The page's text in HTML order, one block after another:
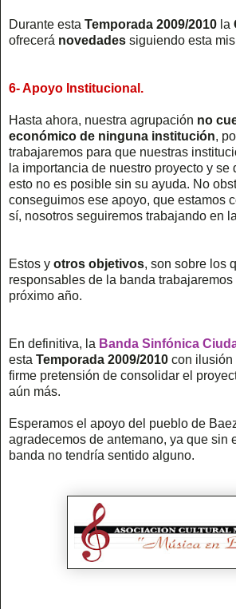
Durante esta Temporada 2009/2010 la
ofrecerá novedades siguiendo esta
6- Apoyo Institucional.
Hasta ahora, nuestra agrupación no
económico de ninguna institución,
trabajaremos para que nuestras
la importancia de nuestro proyecto y se
esto no es posible sin su ayuda. No
conseguimos ese apoyo, que estamos
sí, nosotros seguiremos trabajando en
Estos y otros objetivos, son sobre los
responsables de la banda trabajaremos
próximo año.
En definitiva, la Banda Sinfónica
esta Temporada 2009/2010 con ilusión
firme pretensión de consolidar el
aún más.
Esperamos el apoyo del pueblo de
agradecemos de antemano, ya que sin
banda no tendría sentido alguno.